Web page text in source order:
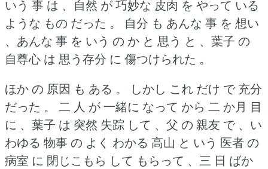
いう 事 は 、自然 が 巧妙な 皮肉 を やって いる
ような もの だった 。
自分 も あんな 事 を 想い
、あんな 事 を いう の か と 思う と 、葉子 の
自尊心 は 思う存分 に 傷つけられた 。
ほか の 原因 も ある 。
しかし これ だけ で 充分
だった 。
二 人 が 一緒に なって から 二 か月 目
に 、葉子 は 突然 失踪 して 、父 の 親友 で 、い
わゆる 物事 の よく わかる 高山 と いう 医者 の
病室 に 閉じこもら して もらって 、三 日 ばか